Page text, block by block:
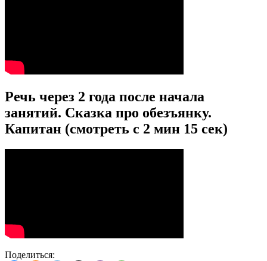
Речь через 2 года после начала
занятий. Сказка про обезъянку.
Капитан (смотреть с 2 мин 15 сек)
Поделиться: